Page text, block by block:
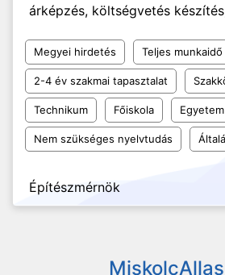
árképzés, költségvetés
Megyei hirdetés Teljes
2-4 év szakmai tapasztalat
Technikum Főiskola Egyetem
Nem szükséges nyelvtudás
Építészmérnök